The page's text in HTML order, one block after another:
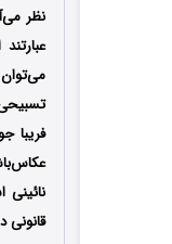
نظر
فریبا
قانونی